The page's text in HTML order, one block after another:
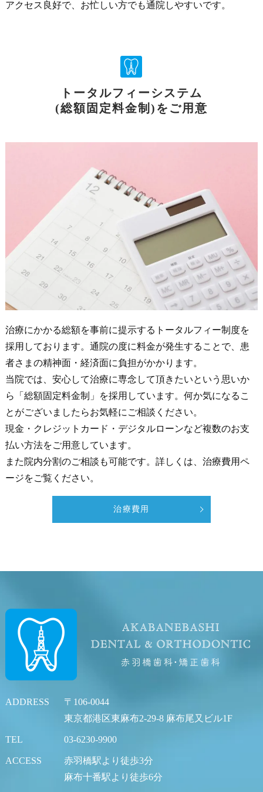
アクセス良好で、お忙しい方でも通院しやすいです。
トータルフィーシステム
(総額固定料金制)をご用意
治療にかかる総額を事前に提示するトータルフィー制度を
採用しております。通院の度に料金が発生することで、患
者さまの精神面・経済面に負担がかかります。
当院では、安心して治療に専念して頂きたいという思いか
ら「総額固定料金制」を採用しています。何か気になるこ
とがございましたらお気軽にご相談ください。
現金・クレジットカード・デジタルローンなど複数のお支
払い方法をご用意しています。
また院内分割のご相談も可能です。詳しくは、治療費用ペ
ージをご覧ください。
治療費用
ADDRESS
〒106-0044
東京都港区東麻布2-29-8 麻布尾又ビル1F
TEL 03-6230-9900
ACCESS
赤羽橋駅より徒歩3分
麻布十番駅より徒歩6分